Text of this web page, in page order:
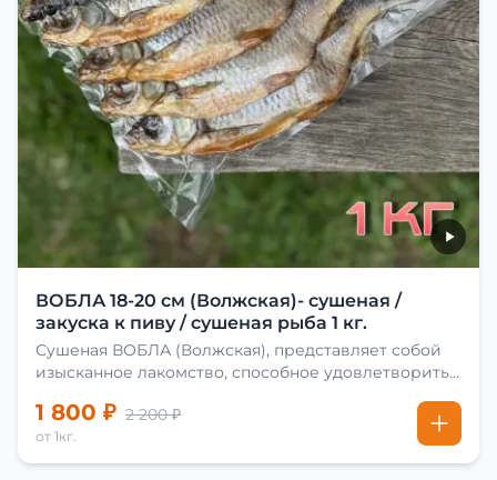
ВОБЛА 18-20 см (Волжская)- сушеная /
закуска к пиву / сушеная рыба 1 кг.
Сушеная ВОБЛА (Волжская), представляет собой
изысканное лакомство, способное удовлетворить
сделать вяленую воблу, её сначала хорошо солят.
Для этого используют старые рецепты и
современные способы. Благодаря этому рыба
1 800 ₽ 2 200 ₽
от 1кг.